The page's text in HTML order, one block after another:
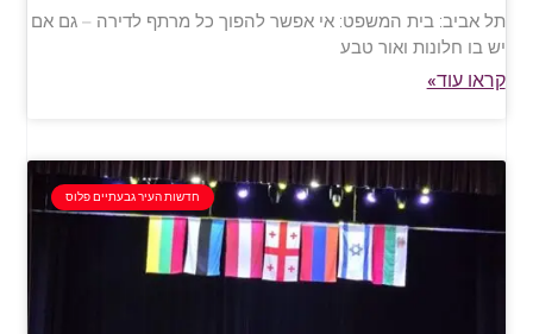
תל אביב: בית המשפט: אי אפשר להפוך כל מרתף לדירה – גם אם
יש בו חלונות ואור טבע
קראו עוד»
חדשות העיר גבעתיים פלוס